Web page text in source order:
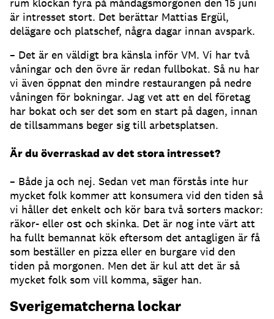
är intresset stort. Det berättar Mattias Ergül,
delägare och platschef, några dagar innan avspark.
– Det är en väldigt bra känsla inför VM. Vi har två
våningar och den övre är redan fullbokat. Så nu har
vi även öppnat den mindre restaurangen på nedre
våningen för bokningar. Jag vet att en del företag
har bokat och ser det som en start på dagen, innan
de tillsammans beger sig till arbetsplatsen.
Är du överraskad av det stora intresset?
– Både ja och nej. Sedan vet man förstås inte hur
mycket folk kommer att konsumera vid den tiden så
vi håller det enkelt och kör bara två sorters mackor:
räkor- eller ost och skinka. Det är nog inte värt att
ha fullt bemannat kök eftersom det antagligen är få
som beställer en pizza eller en burgare vid den
tiden på morgonen. Men det är kul att det är så
mycket folk som vill komma, säger han.
Sverigematcherna lockar